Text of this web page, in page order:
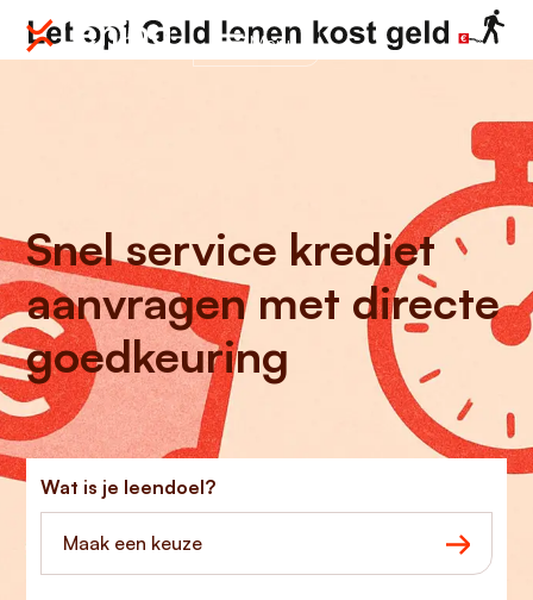
Menu
Snel service krediet
aanvragen met directe
goedkeuring
Wat is je leendoel?
Maak een keuze